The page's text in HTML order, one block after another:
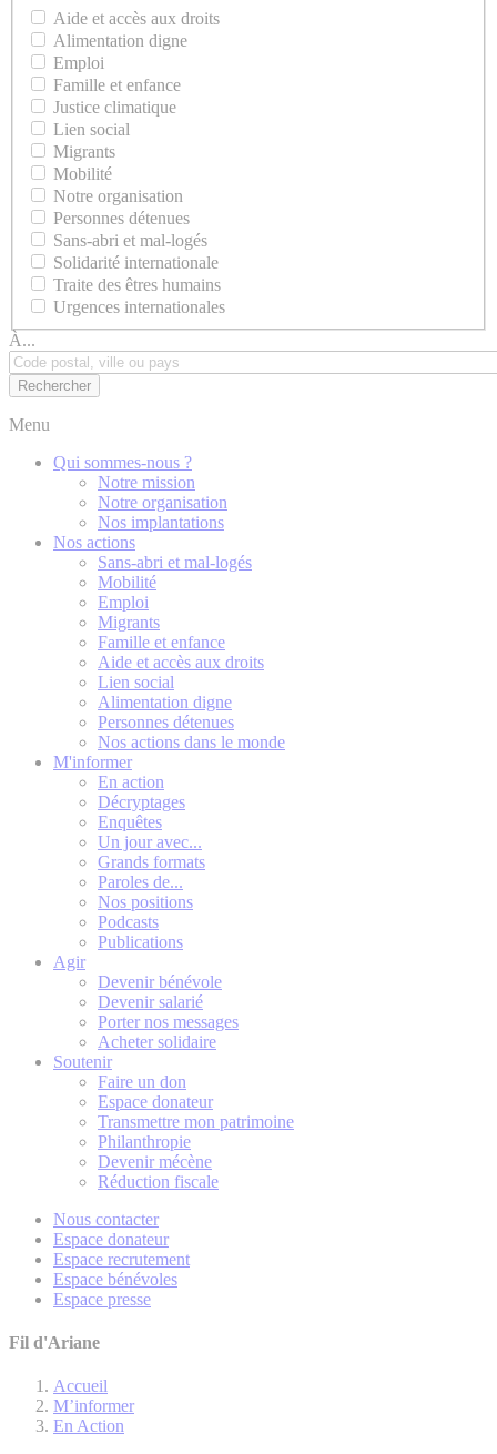
Aide et accès aux droits
Alimentation digne
Emploi
Famille et enfance
Justice climatique
Lien social
Migrants
Mobilité
Notre organisation
Personnes détenues
Sans-abri et mal-logés
Solidarité internationale
Traite des êtres humains
Urgences internationales
À...
Menu
Qui sommes-nous ?
Notre mission
Notre organisation
Nos implantations
Nos actions
Sans-abri et mal-logés
Mobilité
Emploi
Migrants
Famille et enfance
Aide et accès aux droits
Lien social
Alimentation digne
Personnes détenues
Nos actions dans le monde
M'informer
En action
Décryptages
Enquêtes
Un jour avec...
Grands formats
Paroles de...
Nos positions
Podcasts
Publications
Agir
Devenir bénévole
Devenir salarié
Porter nos messages
Acheter solidaire
Soutenir
Faire un don
Espace donateur
Transmettre mon patrimoine
Philanthropie
Devenir mécène
Réduction fiscale
Nous contacter
Espace donateur
Espace recrutement
Espace bénévoles
Espace presse
Fil d'Ariane
Accueil
M’informer
En Action